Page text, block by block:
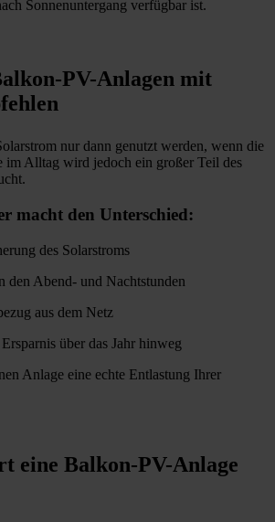
Sonnenuntergang verfügbar ist.
PV-Anlagen mit
nur dann genutzt werden, wenn die
im Alltag wird jedoch ein großer Teil des
macht den Unterschied:
des Solarstroms
den Abend- und Nachtstunden
aus dem Netz
über das Jahr hinweg
Anlage eine echte Entlastung Ihrer
eine Balkon-PV-Anlage